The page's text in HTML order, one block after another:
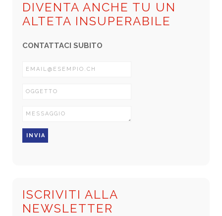
DIVENTA ANCHE TU UN
ALTETA INSUPERABILE
CONTATTACI SUBITO
ISCRIVITI ALLA
NEWSLETTER